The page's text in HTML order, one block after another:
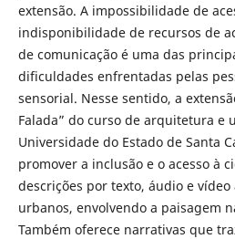
extensão. A impossibilidade de
indisponibilidade de recursos de
de comunicação é uma das
dificuldades enfrentadas pelas
sensorial. Nesse sentido, a
Falada” do curso de arquitetura e
Universidade do Estado de Santa
promover a inclusão e o acesso à
descrições por texto, áudio e vídeo
urbanos, envolvendo a paisagem
Também oferece narrativas que